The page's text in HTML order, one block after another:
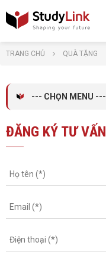
TRANG CHỦ QUÀ TẶNG
--- CHỌN MENU ---
ĐĂNG KÝ TƯ VẤN